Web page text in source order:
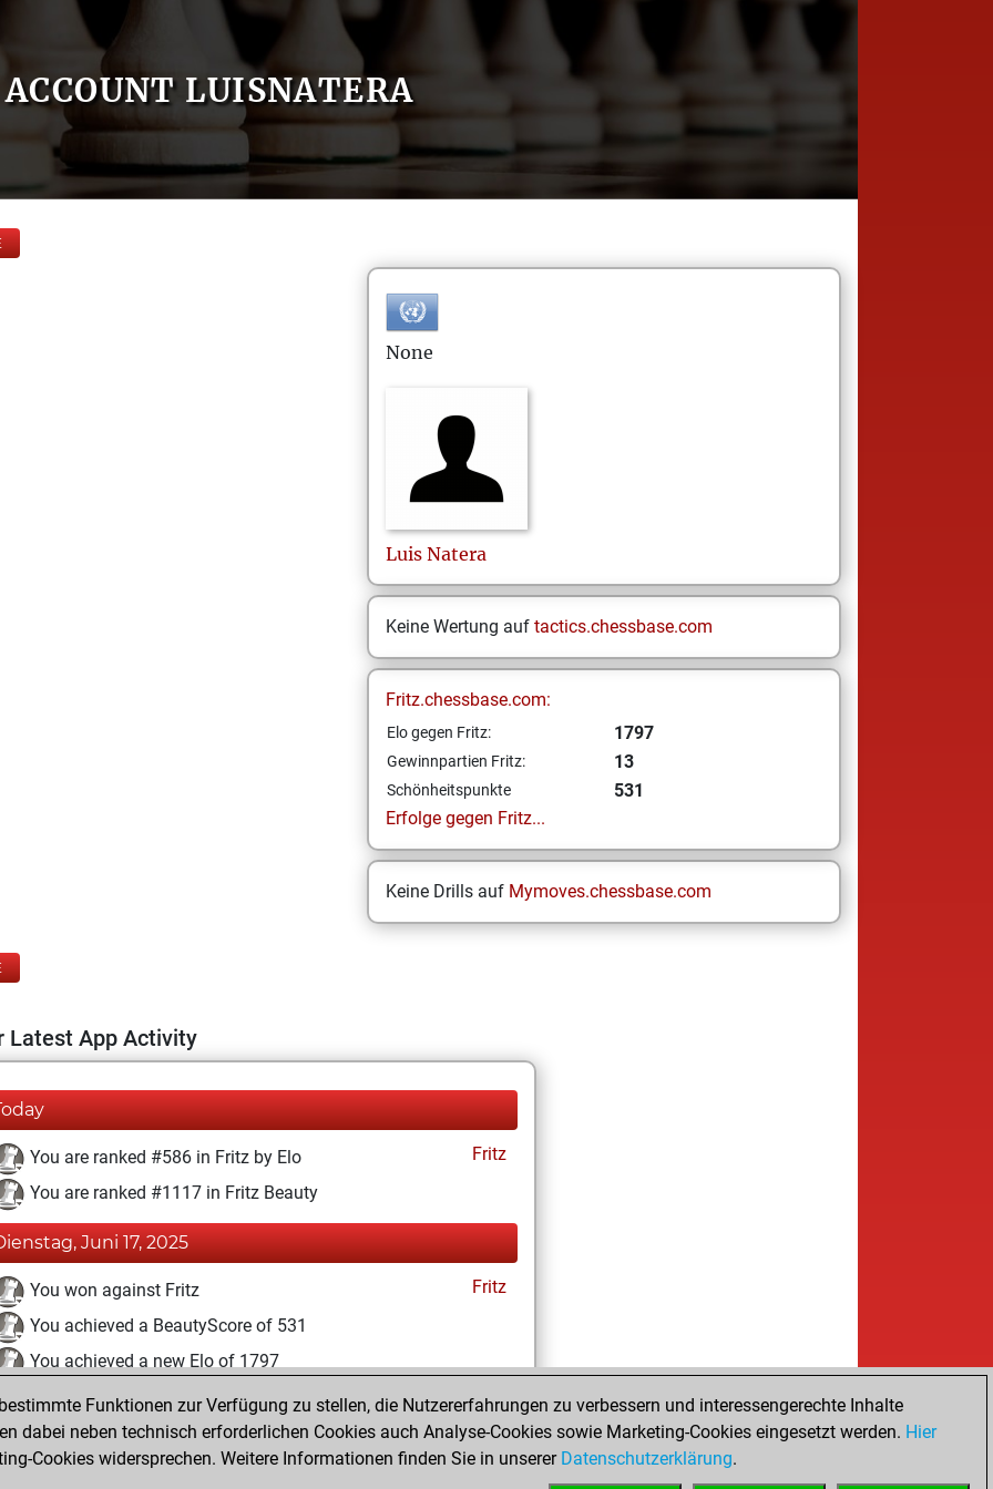
ACCOUNT LUISNATERA
None
Luis Natera
Keine Wertung auf tactics.chessbase.com
Fritz.chessbase.com:
Elo gegen Fritz: 1797
Gewinnpartien Fritz: 13
Schönheitspunkte
531
Erfolge gegen Fritz...
Keine Drills auf Mymoves.chessbase.com
Latest App Activity
You are ranked #586 in Fritz by Elo
Fritz
You are ranked #1117 in Fritz Beauty
Juni 17, 2025
You won against Fritz
Fritz
You achieved a BeautyScore of 531
You achieved a new Elo of 1797
Dienstag, Januar 21, 2025
You created your Fritz account Fritz
Funktionen zur Verfügung zu stellen, die Nutzererfahrungen zu verbessern und interessengerechte Inhalte
dabei neben technisch erforderlichen Cookies auch Analyse-Cookies sowie Marketing-Cookies eingesetzt werden. Hier
Cookies widersprechen. Weitere Informationen finden Sie in unserer Datenschutzerklärung.